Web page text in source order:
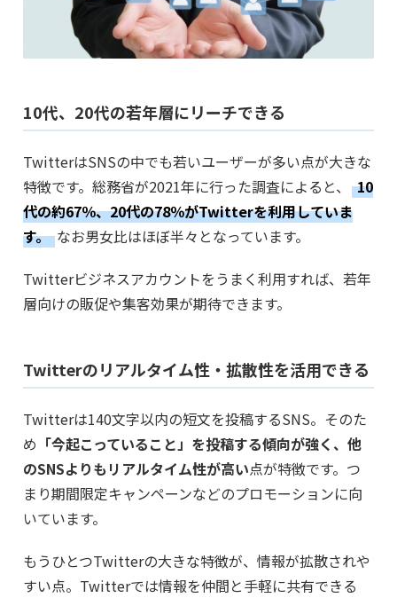
10代、20代の若年層にリーチできる
TwitterはSNSの中でも若いユーザーが多い点が大きな
特徴です。総務省が2021年に行った調査によると、
10
代の約67％、20代の78％がTwitterを利用していま
す。 なお男女比はほぼ半々となっています。
Twitterビジネスアカウントをうまく利用すれば、若年
層向けの販促や集客効果が期待できます。
Twitterのリアルタイム性・拡散性を活用できる
Twitterは140文字以内の短文を投稿するSNS。そのた
め 「今起こっていること」を投稿する傾向が強く、他
のSNSよりもリアルタイム性が高い点が特徴です。つ
まり期間限定キャンペーンなどのプロモーションに向
いています。
もうひとつTwitterの大きな特徴が、情報が拡散されや
すい点。Twitterでは情報を仲間と手軽に共有できる